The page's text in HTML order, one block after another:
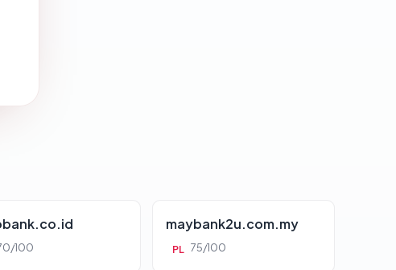
100
maybank2u.com.my
PL 75/100